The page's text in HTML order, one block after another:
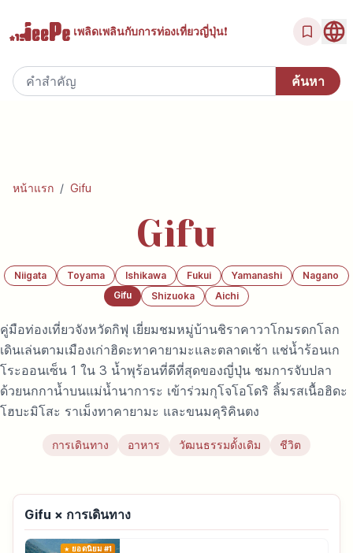
เพลิดเพลินกับการท่องเที่ยวญี่ปุ่น!
หน้าแรก / Gifu
Gifu
Niigata Toyama Ishikawa Fukui Yamanashi
Nagano
Gifu
Shizuoka Aichi
คู่มือท่องเที่ยวจังหวัดกิฟุ เยี่ยมชมหมู่บ้านชิราคาวาโกมรดกโลก
เดินเล่นตามเมืองเก่าฮิดะทาคายามะและตลาดเช้า แช่น้ำร้อนเก
โระออนเซ็น 1 ใน 3 น้ำพุร้อนที่ดีที่สุดของญี่ปุ่น ชมการจับปลา
ด้วยนกกาน้ำบนแม่น้ำนาการะ เข้าร่วมกุโจโอโดริ ลิ้มรสเนื้อฮิดะ
โฮบะมิโสะ ราเม็งทาคายามะ และขนมคุริคินตง
การเดินทาง อาหาร วัฒนธรรมดั้งเดิม ชีวิต
Gifu × การเดินทาง
ยอดนิยม #1